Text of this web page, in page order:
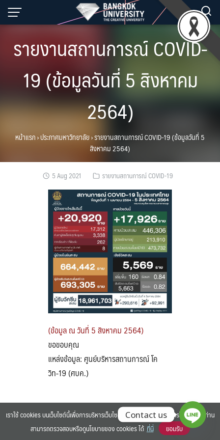
Skip
Search
รายงานสถานการณ์ COVID-
19 (ข้อมูลวันที่ 5 สิงหาคม
2564)
หน้าแรก›ประกาศมหาวิทยาลัย›รายงานสถานการณ์ COVID-19 (ข้อมูลวันที่ 5
สิงหาคม 2564)
5 Aug 2021 รายงานสถานการณ์ COVID-19
(ข้อมูล ณ วันที่ 5 สิงหาคม 2564)
ขอขอบคุณ
แหล่งข้อมูล: ศูนย์บริหารสถานการณ์ โค
วิท-19 (ศบค.)
©2025 BANGKOK UNIVERSITY. ALL RIGHTS RESERVED.
เราใช้ cookies บนเว็บไซต์นี้เพื่อการบริหารเว็บไซต์ และเพิ่มประสิทธิภาพการใช้งานของท่าน
สามารถตรวจสอบหรือดูนโยบายของ cookies ได้ ที่นี่ ยอมรับ
Contact us